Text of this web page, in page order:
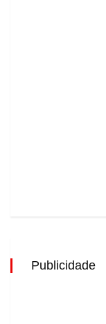
Publicidade